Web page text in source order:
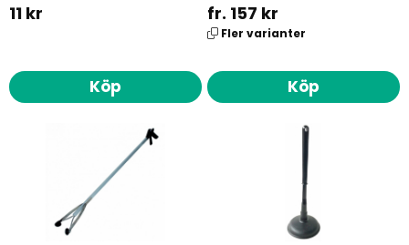
11 kr
Köp
fr. 157 kr
Fler varianter
Köp